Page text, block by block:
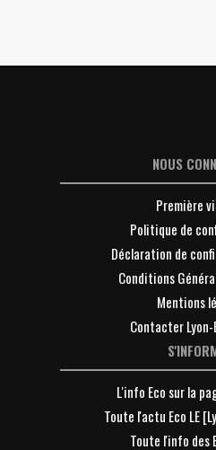
NOUS
Première
Politique de
Déclaration de
Conditions
Mentions
Contacter
L'info Eco sur la
Toute l'actu Eco LE
Toute l'info des